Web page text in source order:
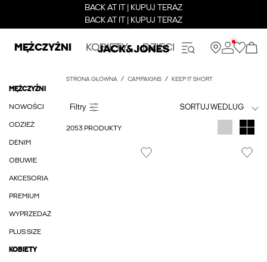
BACK AT IT | KUPUJ TERAZ
BACK AT IT | KUPUJ TERAZ
MĘŻCZYŹNI KOBIETY DZIECI
MĘŻCZYŹNI
NOWOŚCI
ODZIEŻ
DENIM
OBUWIE
AKCESORIA
PREMIUM
WYPRZEDAŻ
PLUS SIZE
KOBIETY
STRONA GŁÓWNA CAMPAIGNS KEEP IT SHORT
SORTUJ WEDLUG
2053 PRODUKTY